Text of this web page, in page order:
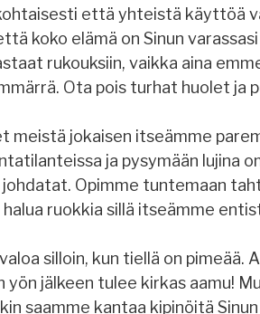
että yhteistä käyttöä
koko elämä on Sinun varassasi
rukouksiin, vaikka aina
Ota pois turhat huolet ja
meistä jokaisen itseämme
ja pysymään lujina
Opimme tuntemaan
halua ruokkia sillä itseämme
silloin, kun tiellä on pimeää.
yön jälkeen tulee kirkas aamu!
saamme kantaa kipinöitä